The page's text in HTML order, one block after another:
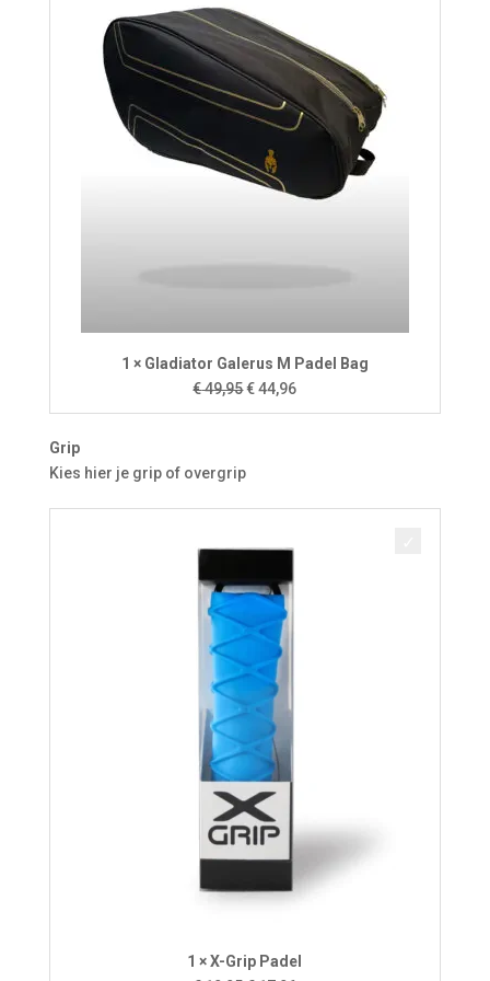
1 × Gladiator Galerus M Padel Bag
€49,95Oorspronkelijke
prijs
€44,96Huidige
prijs
Grip
Kies hier je grip of overgrip
1 × X-Grip Padel